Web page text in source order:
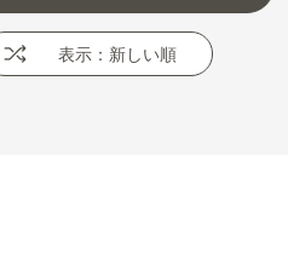
表示：新しい順